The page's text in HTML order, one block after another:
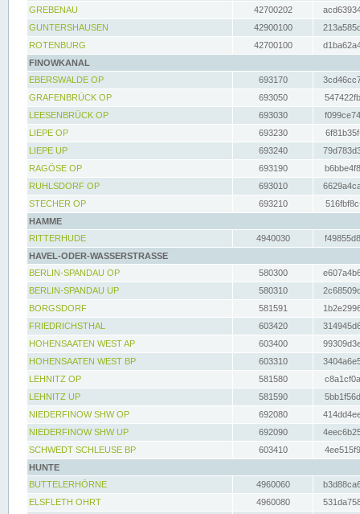
GREBENAU
42700202
GUNTERSHAUSEN
42900100
ROTENBURG
42700100
FINOWKANAL
EBERSWALDE OP
693170
GRAFENBRÜCK OP
693050
LEESENBRÜCK OP
693030
LIEPE OP
693230
LIEPE UP
693240
RAGÖSE OP
693190
RUHLSDORF OP
693010
STECHER OP
693210
HAMME
RITTERHUDE
4940030
HAVEL-ODER-WASSERSTRASSE
BERLIN-SPANDAU OP
580300
BERLIN-SPANDAU UP
580310
BORGSDORF
581591
FRIEDRICHSTHAL
603420
HOHENSAATEN WEST AP
603400
HOHENSAATEN WEST BP
603310
LEHNITZ OP
581580
LEHNITZ UP
581590
NIEDERFINOW SHW OP
692080
NIEDERFINOW SHW UP
692090
SCHWEDT SCHLEUSE BP
603410
HUNTE
BUTTELERHÖRNE
4960060
ELSFLETH OHRT
4960080